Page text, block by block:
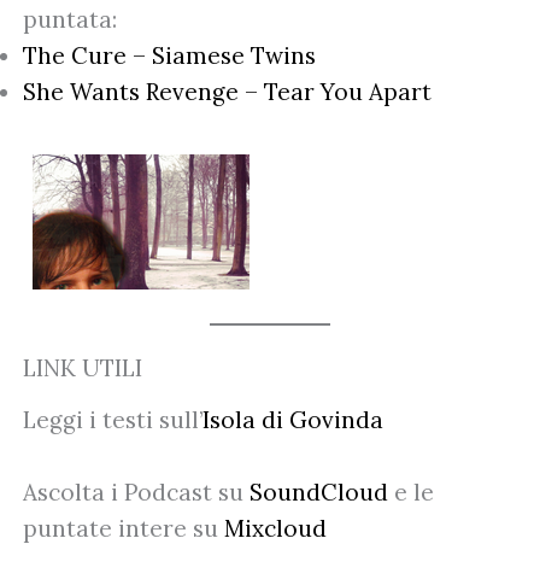
puntata:
The Cure – Siamese Twins
She Wants Revenge – Tear You Apart
LINK UTILI
Leggi i testi sull’Isola di Govinda
Ascolta i Podcast su SoundCloud e le
puntate intere su Mixcloud